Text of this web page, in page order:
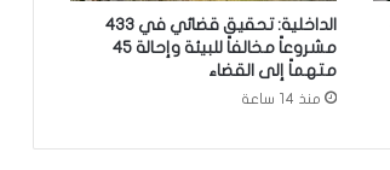
الداخلية: تحقيق قضائي في 433
مشروعاً مخالفاً للبيئة وإحالة 45
متهماً إلى القضاء
منذ 14 ساعة